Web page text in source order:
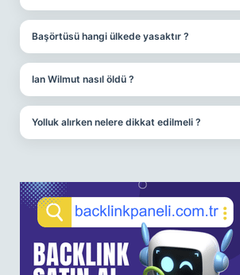
Başörtüsü hangi ülkede yasaktır ?
Ian Wilmut nasıl öldü ?
Yolluk alırken nelere dikkat edilmeli ?